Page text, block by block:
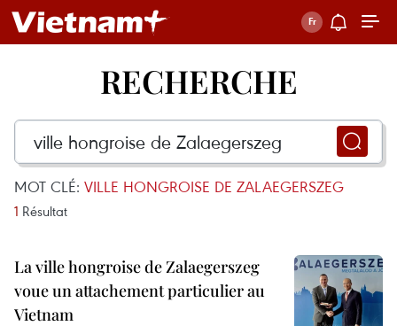
RECHERCHE
MOT CLÉ: VILLE HONGROISE DE ZALAEGERSZEG
1 Résultat
La ville hongroise de Zalaegerszeg
voue un attachement particulier au
Vietnam